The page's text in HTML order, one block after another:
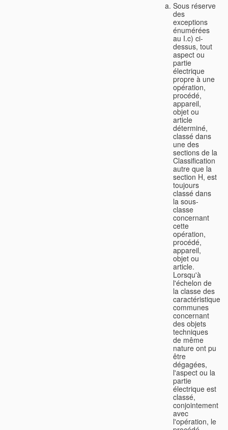
Sous réserve
des
exceptions
énumérées
au I.c) ci-
dessus, tout
aspect ou
partie
électrique
propre à une
opération,
procédé,
appareil,
objet ou
article
déterminé,
classé dans
une des
sections de la
Classification
autre que la
section H, est
toujours
classé dans
la sous-
classe
concernant
cette
opération,
procédé,
appareil,
objet ou
article.
Lorsqu'à
l'échelon de
la classe des
caractéristiques
communes
concernant
des objets
techniques
de même
nature ont pu
être
dégagées,
l'aspect ou la
partie
électrique est
classé,
conjointement
avec
l'opération, le